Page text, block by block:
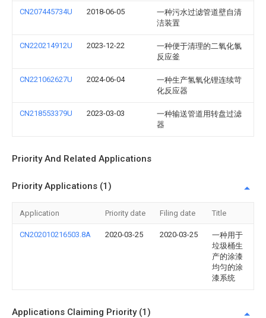
CN207445734U 2018-06-05
一种污水过滤管道壁自清
洁装置
CN220214912U 2023-12-22
一种便于清理的二氧化氯
反应釜
CN221062627U 2024-06-04
一种生产氢氧化锂连续苛
化反应器
CN218553379U 2023-03-03
一种输送管道用转盘过滤
器
Priority And Related Applications
Priority Applications (1)
Application Priority date Filing date Title
CN202010216503.8A 2020-03-25 2020-03-25
一种用于
垃圾桶生
产的涂漆
均匀的涂
漆系统
Applications Claiming Priority (1)